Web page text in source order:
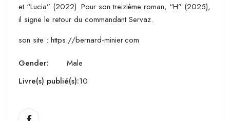
et “Lucia” (2022). Pour son treizième roman, “H” (2025),
il signe le retour du commandant Servaz.
son site : https://bernard-minier.com
Gender:
Male
Livre(s) publié(s):10